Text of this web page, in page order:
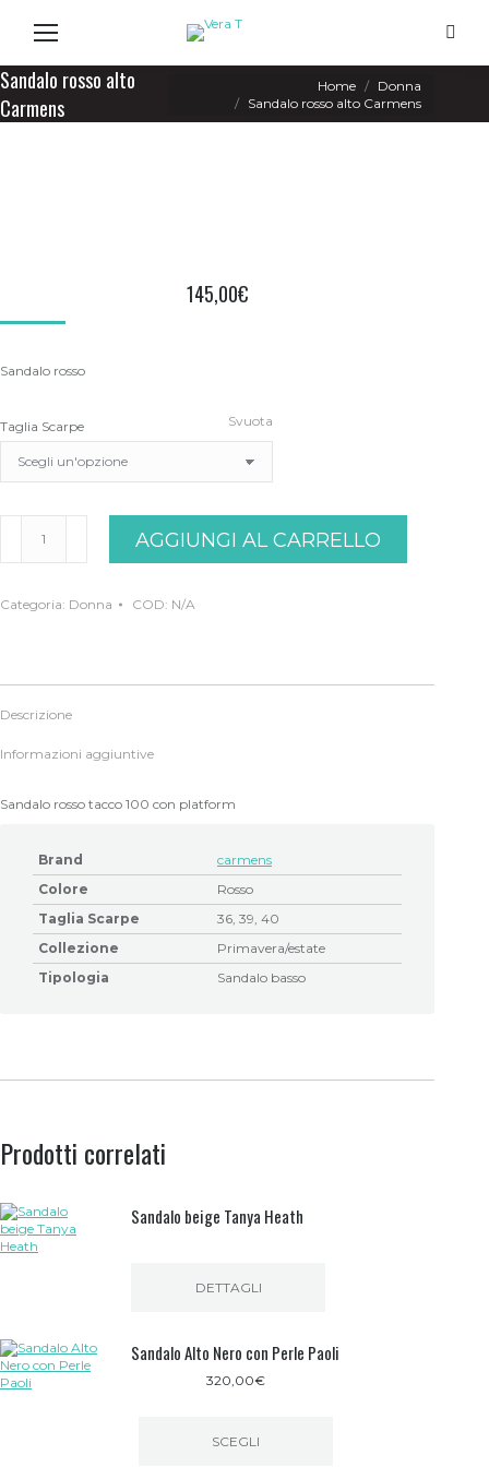
Search:
Sandalo rosso alto
Carmens
Home
Donna
Sandalo rosso alto Carmens
145,00€
Sandalo rosso
Taglia Scarpe Svuota
AGGIUNGI AL CARRELLO
Categoria: Donna COD: N/A
Descrizione
Informazioni aggiuntive
Sandalo rosso tacco 100 con platform
Brand
carmens
Colore
Rosso
Taglia Scarpe
36, 39, 40
Collezione
Primavera/estate
Tipologia
Sandalo basso
Prodotti correlati
Sandalo beige Tanya Heath
DETTAGLI
Sandalo Alto Nero con Perle Paoli
320,00€
SCEGLI